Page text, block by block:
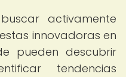
activamente
innovadoras en
pueden descubrir
tendencias